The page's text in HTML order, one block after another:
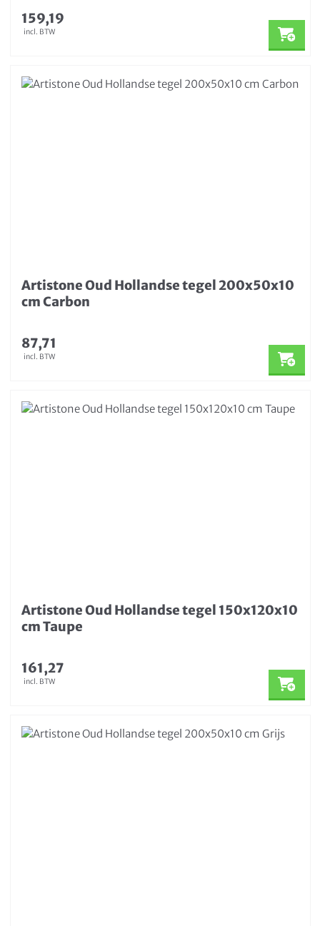
159,19
incl. BTW
Artistone Oud Hollandse tegel 200x50x10
cm Carbon
87,71
incl. BTW
Artistone Oud Hollandse tegel 150x120x10
cm Taupe
161,27
incl. BTW